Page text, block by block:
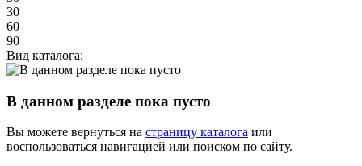
30
60
90
Вид каталога:
В данном разделе пока пусто
Вы можете вернуться на страницу каталога или
воспользоваться навигацией или поиском по сайту.